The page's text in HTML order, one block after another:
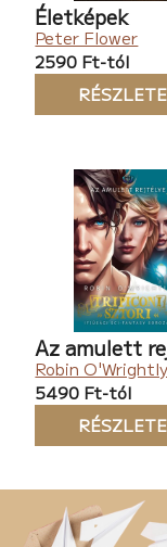
Életképek
Peter Flower
2590 Ft-tól
Az amulett
Robin
5490 Ft-tól